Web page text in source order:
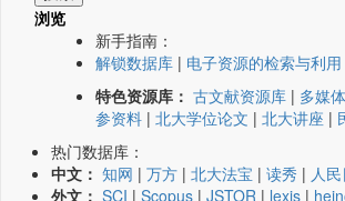
浏览
新手指南：
解锁数据库 | 电子资源的检索与利用
特色资源库： 古文献资源库 | 多媒
参资料 | 北大学位论文 | 北大讲座 |
热门数据库：
中文： 知网 | 万方 | 北大法宝 | 读秀 | 人
外文： SCI | Scopus | JSTOR | lexis |